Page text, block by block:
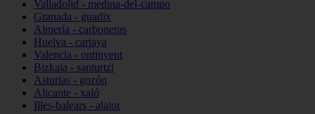
Valladolid - medina-del-campo
Granada - guadix
Almería - carboneras
Huelva - cartaya
Valencia - ontinyent
Bizkaia - santurtzi
Asturias - gozón
Alicante - xaló
Illes-balears - alaior